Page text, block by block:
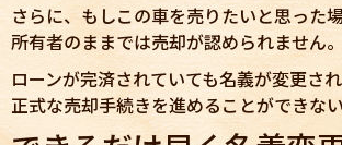
さらに、もしこの車を売りたいと思った
所有者のままでは売却が認められません。
ローンが完済されていても名義が変更さ
正式な売却手続きを進めることができない